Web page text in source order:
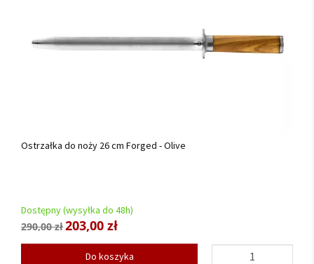
Ostrzałka do noży 26 cm Forged - Olive
Dostępny (wysyłka do 48h)
290,00 zł203,00 zł
Do koszyka